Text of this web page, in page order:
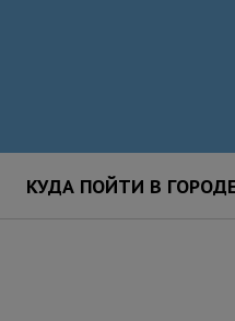
КУДА ПОЙТИ В